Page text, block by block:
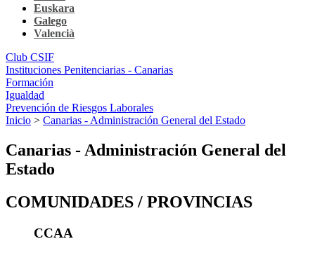
Euskara
Galego
Valencià
Club CSIF
Instituciones Penitenciarias - Canarias
Formación
Igualdad
Prevención de Riesgos Laborales
Inicio > Canarias - Administración General del Estado
Canarias - Administración General del
Estado
COMUNIDADES / PROVINCIAS
CCAA